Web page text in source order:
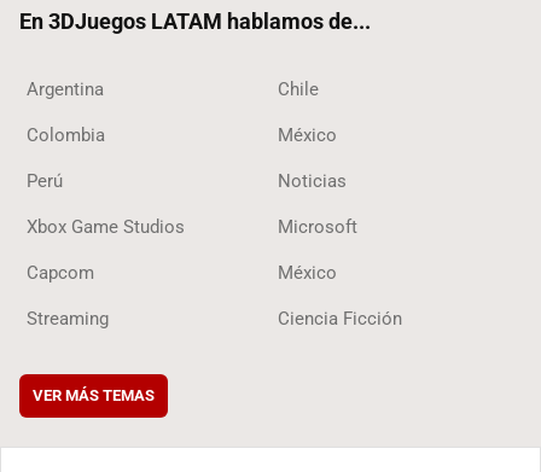
En 3DJuegos LATAM hablamos de...
Argentina Chile
Colombia México
Perú Noticias
Xbox Game Studios Microsoft
Capcom México
Streaming Ciencia Ficción
VER MÁS TEMAS